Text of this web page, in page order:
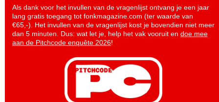
Als dank voor het invullen van de vragenlijst ontvang je een jaar
lang gratis toegang tot fonkmagazine.com (ter waarde van
€65,-). Het invullen van de vragenlijst kost je bovendien niet meer
dan 5 minuten. Dus: wat let je, help het vak vooruit en doe mee
aan de Pitchcode enquête 2026!